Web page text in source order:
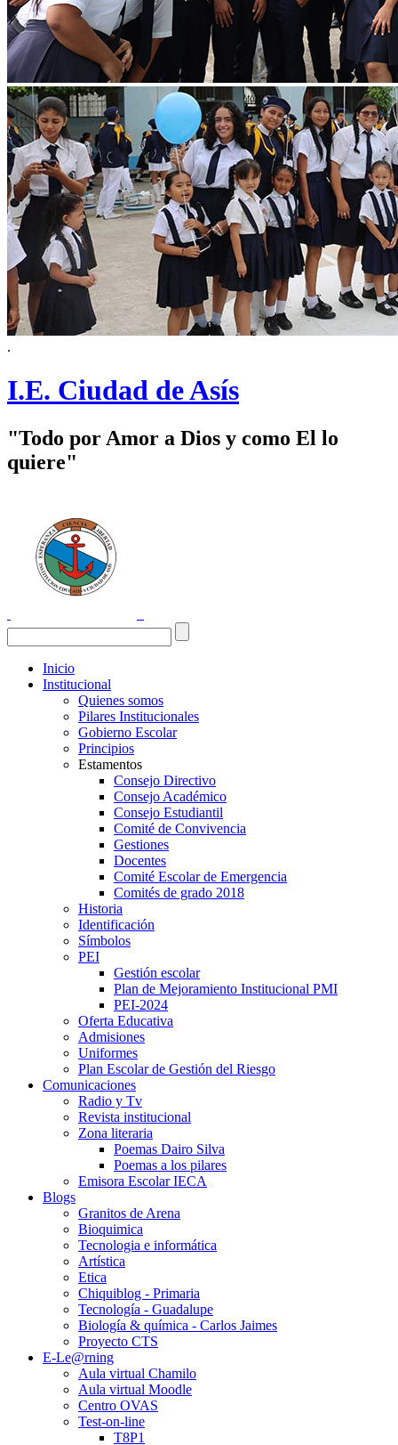
.
I.E. Ciudad de Asís
"Todo por Amor a Dios y como El lo
quiere"
Inicio
Institucional
Quienes somos
Pilares Institucionales
Gobierno Escolar
Principios
Estamentos
Consejo Directivo
Consejo Académico
Consejo Estudiantil
Comité de Convivencia
Gestiones
Docentes
Comité Escolar de Emergencia
Comités de grado 2018
Historia
Identificación
Símbolos
PEI
Gestión escolar
Plan de Mejoramiento Institucional PMI
PEI-2024
Oferta Educativa
Admisiones
Uniformes
Plan Escolar de Gestión del Riesgo
Comunicaciones
Radio y Tv
Revista institucional
Zona literaria
Poemas Dairo Silva
Poemas a los pilares
Emisora Escolar IECA
Blogs
Granitos de Arena
Bioquimica
Tecnologia e informática
Artística
Etica
Chiquiblog - Primaria
Tecnología - Guadalupe
Biología & química - Carlos Jaimes
Proyecto CTS
E-Le@rning
Aula virtual Chamilo
Aula virtual Moodle
Centro OVAS
Test-on-line
T8P1